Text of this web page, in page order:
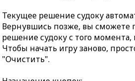
Текущее решение судоку
Вернувшись позже, вы сможете
решение судоку с того момента,
Чтобы начать игру заново,
"Очистить".